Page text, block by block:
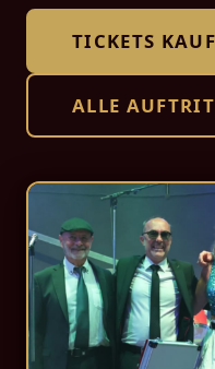
TICKETS
ALLE